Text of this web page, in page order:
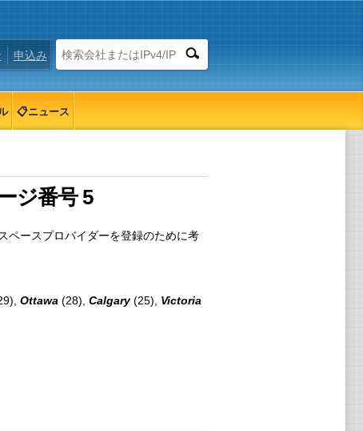
申込み
📋ニュース
ジ番号 5
ペースプロバイダーを登録のために考
Ottawa (28), Calgary(25), Victoria